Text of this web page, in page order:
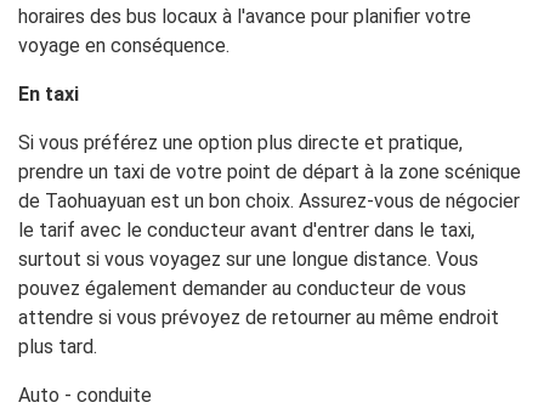
horaires des bus locaux à l'avance pour planifier votre
voyage en conséquence.
En taxi
Si vous préférez une option plus directe et pratique,
prendre un taxi de votre point de départ à la zone scénique
de Taohuayuan est un bon choix. Assurez-vous de négocier
le tarif avec le conducteur avant d'entrer dans le taxi,
surtout si vous voyagez sur une longue distance. Vous
pouvez également demander au conducteur de vous
attendre si vous prévoyez de retourner au même endroit
plus tard.
Auto - conduite